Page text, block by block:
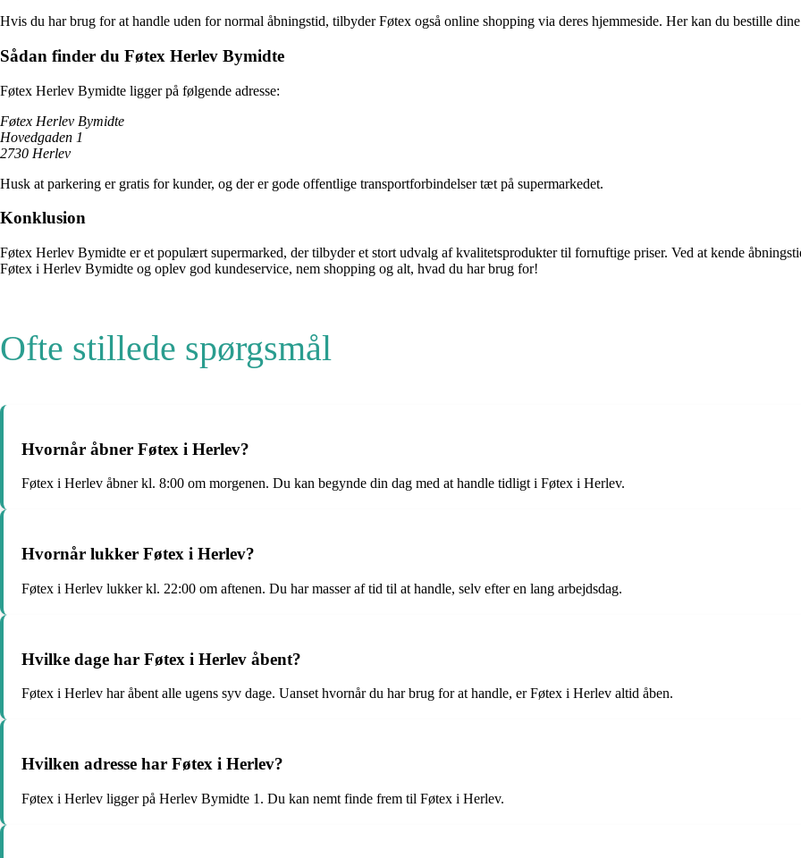
Hvis du har brug for at handle uden for normal åbningstid, tilbyder Føtex også online shopping via deres hjemmeside. Her kan du bestille
Sådan finder du Føtex Herlev Bymidte
Føtex Herlev Bymidte ligger på følgende adresse:
Føtex Herlev Bymidte
Hovedgaden 1
2730 Herlev
Husk at parkering er gratis for kunder, og der er gode offentlige transportforbindelser tæt på supermarkedet.
Konklusion
Føtex Herlev Bymidte er et populært supermarked, der tilbyder et stort udvalg af kvalitetsprodukter til fornuftige priser. Ved at kende
Føtex i Herlev Bymidte og oplev god kundeservice, nem shopping og alt, hvad du har brug for!
Ofte stillede spørgsmål
Hvornår åbner Føtex i Herlev?
Føtex i Herlev åbner kl. 8:00 om morgenen. Du kan begynde din dag med at handle tidligt i Føtex i Herlev.
Hvornår lukker Føtex i Herlev?
Føtex i Herlev lukker kl. 22:00 om aftenen. Du har masser af tid til at handle, selv efter en lang arbejdsdag.
Hvilke dage har Føtex i Herlev åbent?
Føtex i Herlev har åbent alle ugens syv dage. Uanset hvornår du har brug for at handle, er Føtex i Herlev altid åben.
Hvilken adresse har Føtex i Herlev?
Føtex i Herlev ligger på Herlev Bymidte 1. Du kan nemt finde frem til Føtex i Herlev.